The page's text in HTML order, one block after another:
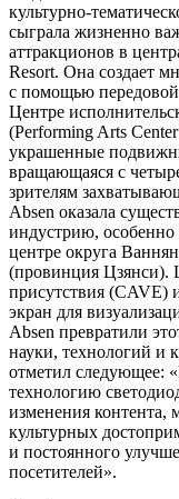
культурно-
сыграла жизненно
аттракционов в
Resort. Она создает
с помощью
Центре
(Performing Arts
украшенные
вращающаяся с
зрителям
Absen оказала
индустрию, особенно
центре округа
(провинция Цзянси).
присутствия (CAVE)
экран для
Absen превратили
науки, технологий и
отметил следующее:
технологию
изменения контента,
культурных
и постоянного
посетителей».